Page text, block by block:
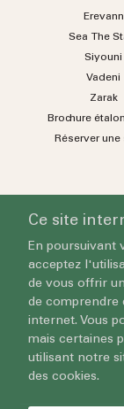
Erevann
Sea The
Siyouni
Vadeni
Zarak
Brochure
Réserver une
Ce site
En poursuivant
acceptez
de vous offrir
de comprendre
internet. Vous
mais certaines
utilisant notre
des cookies.